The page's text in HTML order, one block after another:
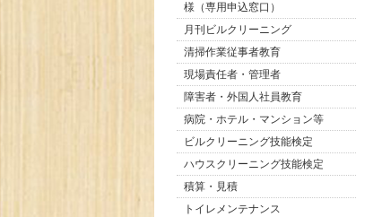
様（専用申込窓口）
月刊ビルクリーニング
清掃作業従事者教育
現場責任者・管理者
障害者・外国人社員教育
病院・ホテル・マンション等
ビルクリーニング技能検定
ハウスクリーニング技能検定
積算・見積
トイレメンテナンス